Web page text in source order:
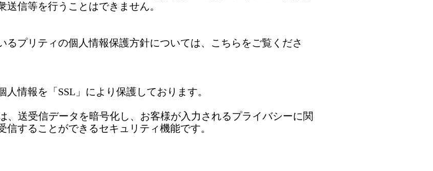
送信等を行うことはできません。
るプリティの個人情報保護方針については、こちらをご覧くださ
情報を「SSL」により保護しております。
は、送受信データを暗号化し、お客様が入力されるプライバシーに関
することができるセキュリティ機能です。